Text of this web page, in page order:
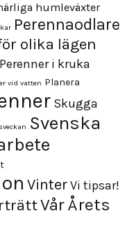
humleväxter
Perennaodlare
olika lägen
Perenner i kruka
vid vatten Planera
Skugga
Svenska
VinterVi tipsar!
VårÅrets